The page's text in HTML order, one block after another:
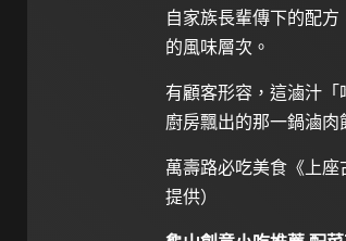
自家族長輩傳下的配
的風味層次。
有顧客形容，這滷汁
廚房飄出的那一鍋滷肉
萬壽路必吃美食《上
提供）